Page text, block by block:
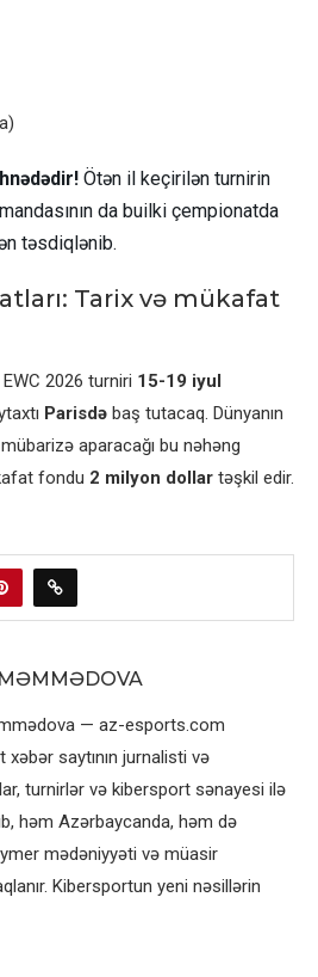
Ötən il keçirilən turnirin
da builki çempionatda
təsdiqlənib.
Tarix və mükafat
2026 turniri 15-19 iyul
Parisdə baş tutacaq. Dünyanın
aparacağı bu nəhəng
fondu 2 milyon dollar təşkil edir.
— az-esports.com
xəbər saytının jurnalisti və
turnirlər və kibersport sənayesi ilə
həm Azərbaycanda, həm də
mədəniyyəti və müasir
Kibersportun yeni nəsillərin